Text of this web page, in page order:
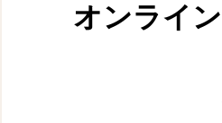
オンライ